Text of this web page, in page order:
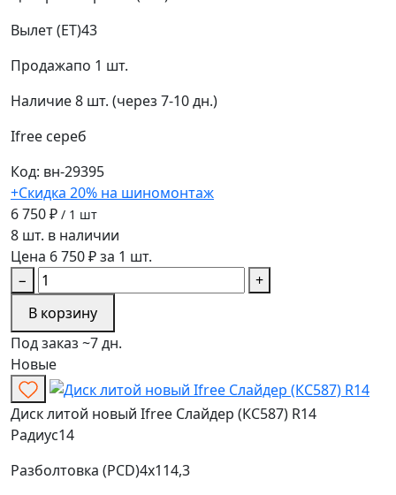
Вылет (ET)43
Продажапо 1 шт.
Наличие8 шт. (через 7-10 дн.)
Ifree сереб
Код: вн-29395
+Скидка 20% на шиномонтаж
6 750 ₽ / 1 шт
8 шт. в наличии
Цена 6 750 ₽ за 1 шт.
−
+
В корзину
Под заказ ~7 дн.
Новые
Диск литой новый Ifree Слайдер (КС587) R14
Радиус14
Разболтовка (PCD)4x114,3